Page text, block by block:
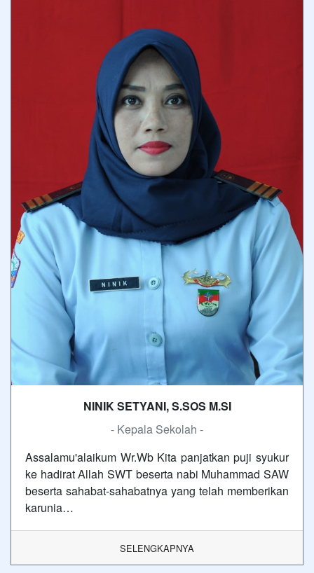
NINIK SETYANI, S.SOS M.SI
- Kepala Sekolah -
Assalamu'alaikum Wr.Wb Kita panjatkan puji syukur
ke hadirat Allah SWT beserta nabi Muhammad SAW
beserta sahabat-sahabatnya yang telah memberikan
karunia…
SELENGKAPNYA